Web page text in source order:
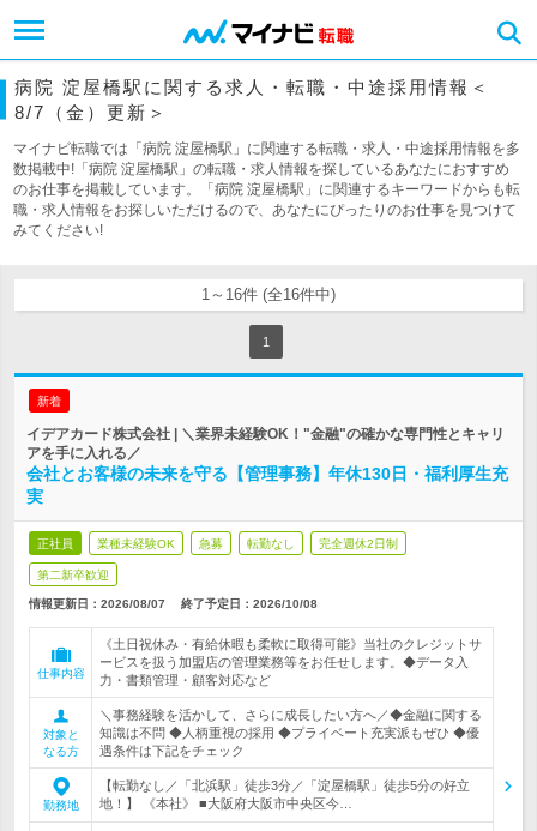
病院 淀屋橋駅に関する求人・転職・中途採用情報＜
8/7（金）更新＞
マイナビ転職では「病院 淀屋橋駅」に関連する転職・求人・中途採用情報を多
数掲載中!「病院 淀屋橋駅」の転職・求人情報を探しているあなたにおすすめ
のお仕事を掲載しています。「病院 淀屋橋駅」に関連するキーワードからも転
職・求人情報をお探しいただけるので、あなたにぴったりのお仕事を見つけて
みてください!
1～16件 (全16件中)
1
新着
イデアカード株式会社 | ＼業界未経験OK！"金融"の確かな専門性とキャリ
アを手に入れる／
会社とお客様の未来を守る【管理事務】年休130日・福利厚生充
実
正社員 業種未経験OK 急募 転勤なし 完全週休2日制
第二新卒歓迎
情報更新日：2026/08/07 終了予定日： 2026/10/08
仕事内容
《土日祝休み・有給休暇も柔軟に取得可能》当社のクレジットサ
ービスを扱う加盟店の管理業務等をお任せします。◆データ入
力・書類管理・顧客対応など
対象と
なる方
＼事務経験を活かして、さらに成長したい方へ／◆金融に関する
知識は不問 ◆人柄重視の採用 ◆プライベート充実派もぜひ ◆優
遇条件は下記をチェック
勤務地
【転勤なし／「北浜駅」徒歩3分／「淀屋橋駅」徒歩5分の好立
地！】 《本社》 ■大阪府大阪市中央区今…